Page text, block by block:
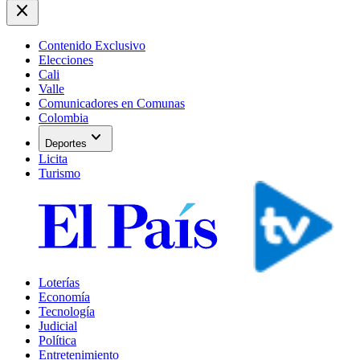
close
Contenido Exclusivo
Elecciones
Cali
Valle
Comunicadores en Comunas
Colombia
Deportes expand_more
Licita
Turismo
Loterías
Economía
Tecnología
Judicial
Política
Entretenimiento